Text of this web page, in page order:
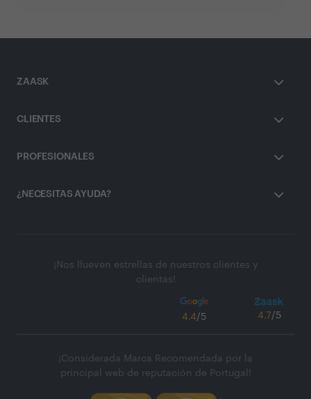
ZAASK
CLIENTES
PROFESIONALES
¿NECESITAS AYUDA?
¡Nos llueven estrellas de nuestros clientes y
clientas!
4.4/5 4.7/5
¡Considerada Marca Recomendada por la
principal web de reputación de Portugal!